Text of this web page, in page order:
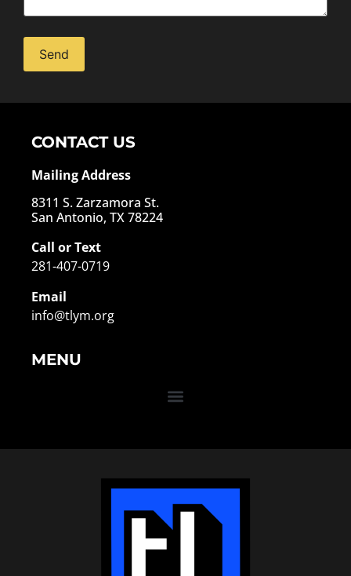
CONTACT US
Mailing Address
8311 S. Zarzamora St.
San Antonio, TX 78224
Call or Text
281-407-0719
Email
info@tlym.org
MENU